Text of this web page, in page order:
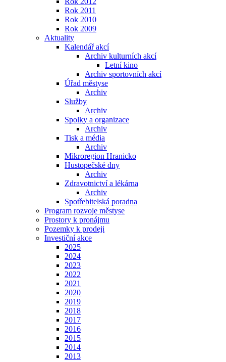
Rok 2011
Rok 2010
Rok 2009
Aktuality
Kalendář akcí
Archiv kulturních akcí
Letní kino
Archiv sportovních akcí
Úřad městyse
Archiv
Služby
Archiv
Spolky a organizace
Archiv
Tisk a média
Archiv
Mikroregion Hranicko
Hustopečské dny
Archiv
Zdravotnictví a lékárna
Archiv
Spotřebitelská poradna
Program rozvoje městyse
Prostory k pronájmu
Pozemky k prodeji
Investiční akce
2025
2024
2023
2022
2021
2020
2019
2018
2017
2016
2015
2014
2013